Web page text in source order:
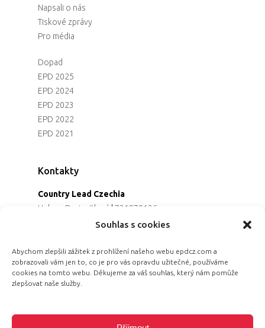
Souhlas s cookies
Abychom zlepšili zážitek z prohlížení našeho webu epdcz.com a
zobrazovali vám jen to, co je pro vás opravdu užitečné, používáme
cookies na tomto webu. Děkujeme za váš souhlas, který nám pomůže
zlepšovat naše služby.
Napsali o nás
Tiskové zprávy
Pro média
Dopad
EPD 2025
EPD 2024
EPD 2023
EPD 2022
EPD 2021
Kontakty
Country Lead Czechia
Helena Dreiseitlová | 731970136
Koordinátorka projektu
Programová ředitelka
Jana Černoušková |607782535
Partnerství & fundraising
730158883